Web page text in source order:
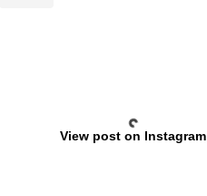
View post on Instagram